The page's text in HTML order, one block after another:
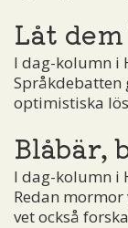
Låt
I dag-kolumn i
Språkdebatten
optimistiska
Blåbär,
I dag-kolumn i
Redan mormor
vet också